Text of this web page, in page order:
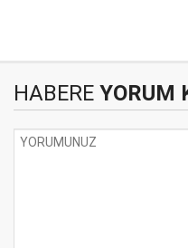
HABERE YORUM